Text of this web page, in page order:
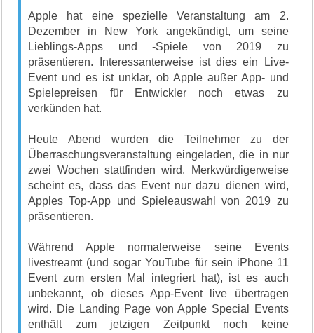
Apple hat eine spezielle Veranstaltung am 2.
Dezember in New York angekündigt, um seine
Lieblings-Apps und -Spiele von 2019 zu
präsentieren. Interessanterweise ist dies ein Live-
Event und es ist unklar, ob Apple außer App- und
Spielepreisen für Entwickler noch etwas zu
verkünden hat.
Heute Abend wurden die Teilnehmer zu der
Überraschungsveranstaltung eingeladen, die in nur
zwei Wochen stattfinden wird. Merkwürdigerweise
scheint es, dass das Event nur dazu dienen wird,
Apples Top-App und Spieleauswahl von 2019 zu
präsentieren.
Während Apple normalerweise seine Events
livestreamt (und sogar YouTube für sein iPhone 11
Event zum ersten Mal integriert hat), ist es auch
unbekannt, ob dieses App-Event live übertragen
wird. Die Landing Page von Apple Special Events
enthält zum jetzigen Zeitpunkt noch keine